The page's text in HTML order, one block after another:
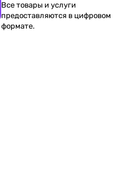
Все товары и услуги
предоставляются в цифровом
формате.